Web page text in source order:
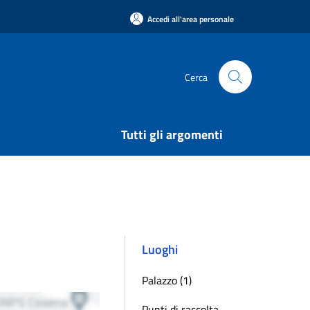
Accedi all'area personale
Cerca
Tutti gli argomenti
Luoghi
Palazzo (1)